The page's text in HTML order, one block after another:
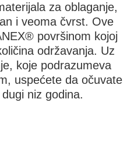
za oblaganje,
i veoma čvrst. Ove
površinom kojoj
održavanja. Uz
koje podrazumeva
uspećete da očuvate
niz godina.